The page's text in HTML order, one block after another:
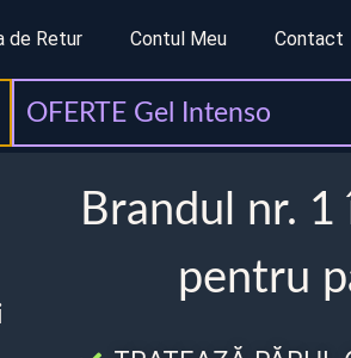
de Retur Contul Meu Contact
OFERTE Gel Intenso
Brandul nr.
pentru